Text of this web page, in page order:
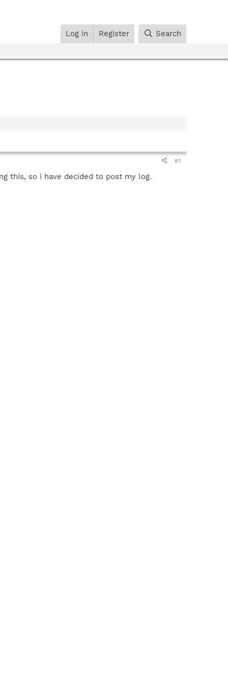
Log in Register Search
#1
this, so i have decided to post my log.